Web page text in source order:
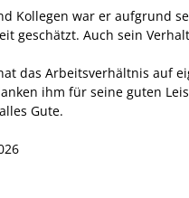
Kollegen war er aufgrund
geschätzt. Auch sein
das Arbeitsverhältnis auf
ihm für seine guten
alles Gute.